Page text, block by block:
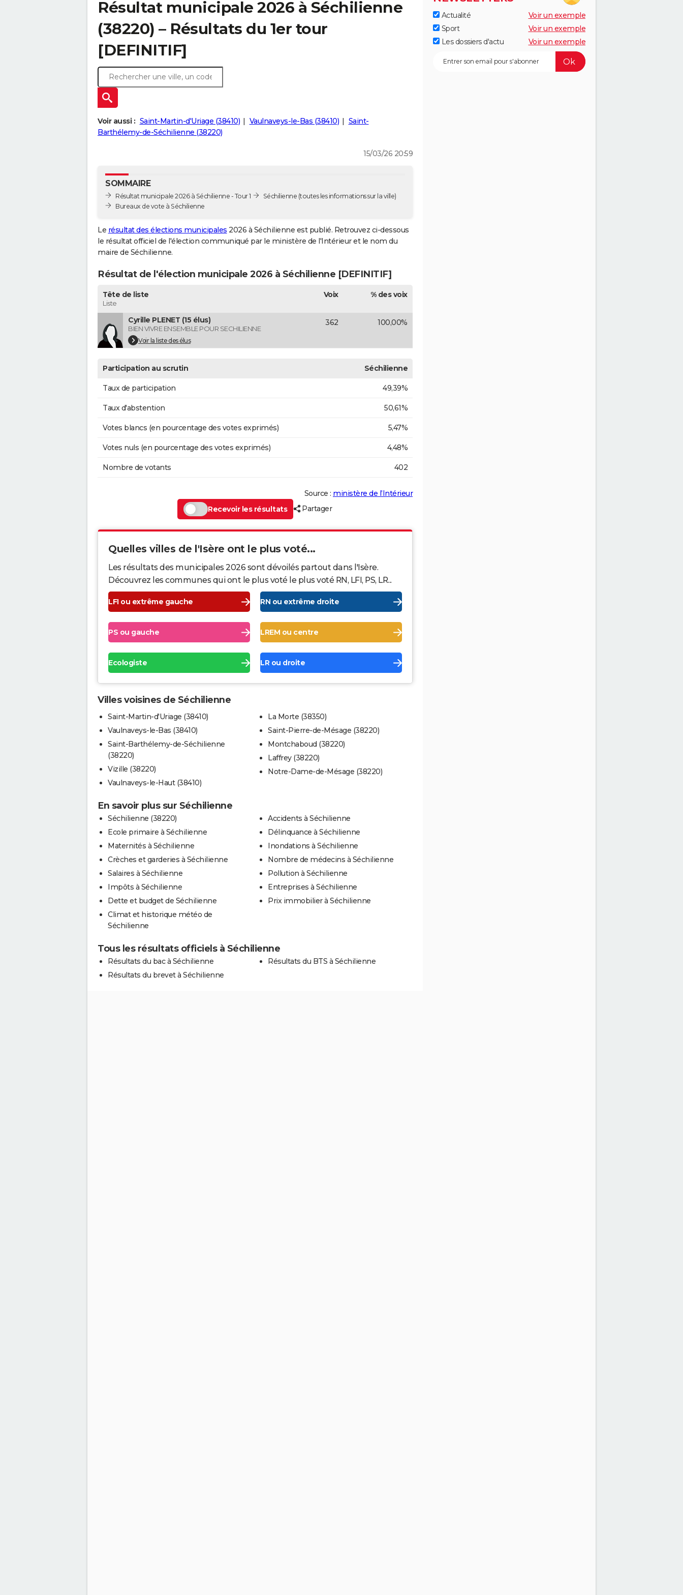
Résultat municipale 2026 à Séchilienne
(38220) – Résultats du 1er tour
[DEFINITIF]
Voir aussi : Saint-Martin-d'Uriage (38410) Vaulnaveys-le-Bas (38410)
Saint-
Barthélemy-de-Séchilienne (38220)
15/03/26 20:59
SOMMAIRE
Résultat municipale 2026 à Séchilienne - Tour 1
Bureaux de vote à Séchilienne
Séchilienne (toutes les informations sur la ville)
Le résultat des élections municipales 2026 à Séchilienne est publié. Retrouvez ci-dessous
le résultat officiel de l'élection communiqué par le ministère de l'Intérieur et le nom du
maire de Séchilienne.
Résultat de l'élection municipale 2026 à Séchilienne [DEFINITIF]
Tête de liste
Liste
Voix % des voix
Cyrille PLENET (15 élus)
BIEN VIVRE ENSEMBLE POUR SECHILIENNE
Voir la liste des élus
362 100,00%
Participation au scrutin Séchilienne
Taux de participation 49,39%
Taux d'abstention 50,61%
Votes blancs (en pourcentage des votes exprimés) 5,47%
Votes nuls (en pourcentage des votes exprimés) 4,48%
Nombre de votants 402
Source : ministère de l’Intérieur
Recevoir les résultats
Partager
Quelles villes de l'Isère ont le plus voté...
Les résultats des municipales 2026 sont dévoilés partout dans l'Isère.
Découvrez les communes qui ont le plus voté le plus voté RN, LFI, PS, LR...
LFI ou extrême gauche RN ou extrême droite
PS ou gauche LREM ou centre
Ecologiste LR ou droite
Villes voisines de Séchilienne
Saint-Martin-d'Uriage (38410)
Vaulnaveys-le-Bas (38410)
Saint-Barthélemy-de-Séchilienne
(38220)
Vizille (38220)
Vaulnaveys-le-Haut (38410)
La Morte (38350)
Saint-Pierre-de-Mésage (38220)
Montchaboud (38220)
Laffrey (38220)
Notre-Dame-de-Mésage (38220)
En savoir plus sur Séchilienne
Séchilienne (38220)
Ecole primaire à Séchilienne
Maternités à Séchilienne
Crèches et garderies à Séchilienne
Salaires à Séchilienne
Impôts à Séchilienne
Dette et budget de Séchilienne
Climat et historique météo de
Séchilienne
Accidents à Séchilienne
Délinquance à Séchilienne
Inondations à Séchilienne
Nombre de médecins à Séchilienne
Pollution à Séchilienne
Entreprises à Séchilienne
Prix immobilier à Séchilienne
Tous les résultats officiels à Séchilienne
Résultats du bac à Séchilienne
Résultats du brevet à Séchilienne
Résultats du BTS à Séchilienne
Actualité
Voir un exemple
Sport
Voir un exemple
Les dossiers d'actu
Voir un exemple